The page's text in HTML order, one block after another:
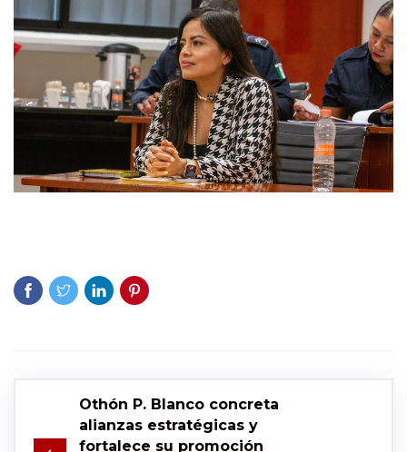
Othón P. Blanco concreta
alianzas estratégicas y
fortalece su promoción